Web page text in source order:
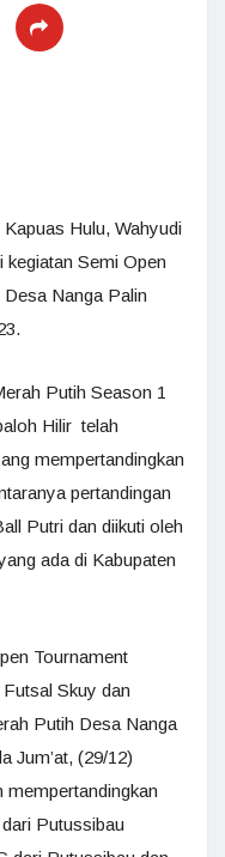
Hulu, Wahyudi
Semi Open
Nanga Palin
Putih Season 1
Hilir telah
mempertandingkan
pertandingan
Putri dan diikuti oleh
ada di Kabupaten
Tournament
Skuy dan
Putih Desa Nanga
Jum’at, (29/12)
mempertandingkan
Putussibau